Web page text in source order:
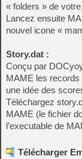
« folders » de
Lancez ensuite
nouvel icone «
Story.dat :
Conçu par
MAME les
une idée des
Téléchargez
MAME (le fichier
l’executable de
Télécharger